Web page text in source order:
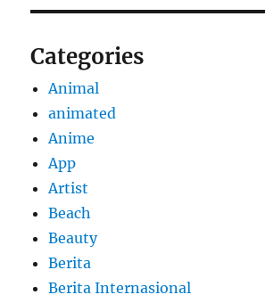
Categories
Animal
animated
Anime
App
Artist
Beach
Beauty
Berita
Berita Internasional